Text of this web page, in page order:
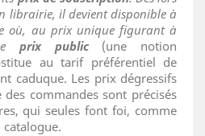
librairie, il devient disponible à
où, au prix unique figurant à
prix public(une notion
au tarif préférentiel de
caduque. Les prix dégressifs
commandes sont précisés
qui seules font foi, comme